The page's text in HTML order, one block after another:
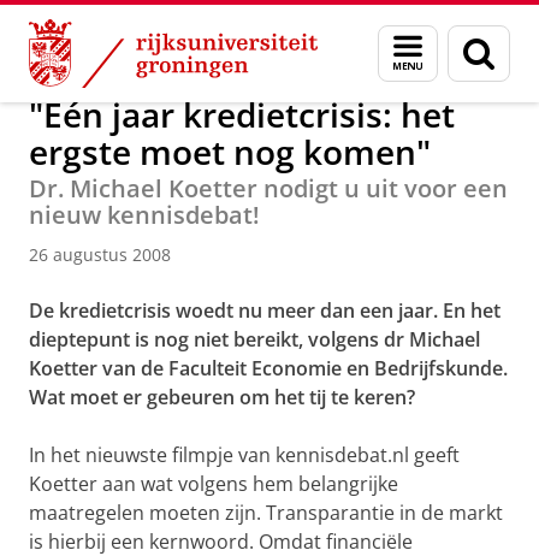
Skip
Content
Skip
Navigation
Menu
en
zoeken
Over ons Actueel Nieuws Nieuwsberichten
"Eén jaar kredietcrisis: het
ergste moet nog komen"
Dr. Michael Koetter nodigt u uit voor een
nieuw kennisdebat!
26 augustus 2008
De kredietcrisis woedt nu meer dan een jaar. En het
dieptepunt is nog niet bereikt, volgens dr Michael
Koettervan de Faculteit Economie en Bedrijfskunde.
Wat moet er gebeuren om het tij te keren?
In het nieuwste filmpje van kennisdebat.nl geeft
Koetter aan wat volgens hem belangrijke
maatregelen moeten zijn. Transparantie in de markt
is hierbij een kernwoord. Omdat financiële